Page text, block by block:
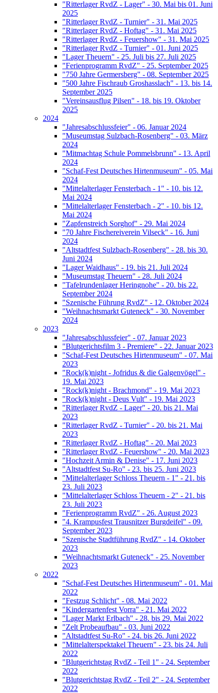
"Ritterlager RvdZ - Lager" - 30. Mai bis 01. Juni
2025
"Ritterlager RvdZ - Turnier" - 31. Mai 2025
"Ritterlager RvdZ - Hoftag" - 31. Mai 2025
"Ritterlager RvdZ - Feuershow" - 31. Mai 2025
"Ritterlager RvdZ - Turnier" - 01. Juni 2025
"Lager Theuern" - 25. Juli bis 27. Juli 2025
"Ferienprogramm RvdZ" - 25. September 2025
"750 Jahre Germersberg" - 08. September 2025
"500 Jahre Fischraub Groshasslach" - 13. bis 14.
September 2025
"Vereinsausflug Pilsen" - 18. bis 19. Oktober
2025
2024
"Jahresabschlussfeier" - 06. Januar 2024
"Museumstag Sulzbach-Rosenberg" - 03. März
2024
"Mitmachtag Schule Pommelsbrunn" - 13. April
2024
"Schaf-Fest Deutsches Hirtenmuseum" - 05. Mai
2024
"Mittelalterlager Fensterbach - 1" - 10. bis 12.
Mai 2024
"Mittelalterlager Fensterbach - 2" - 10. bis 12.
Mai 2024
"Zapfenstreich Sorghof" - 29. Mai 2024
"70 Jahre Fischereiverein Vilseck" - 16. Juni
2024
"Altstadtfest Sulzbach-Rosenberg" - 28. bis 30.
Juni 2024
"Lager Waidhaus" - 19. bis 21. Juli 2024
"Museumstag Theuern" - 28. Juli 2024
"Tafelrundenlager Heringnohe" - 20. bis 22.
September 2024
"Szenische Führung RvdZ" - 12. Oktober 2024
"Weihnachtsmarkt Guteneck" - 30. November
2024
2023
"Jahresabschlussfeier" - 07. Januar 2023
"Blutgerichtsfilm 3 - Premiere" - 22. Januar 2023
"Schaf-Fest Deutsches Hirtenmuseum" - 07. Mai
2023
"Rock(k)night - Jofridus & die Galgenvögel" -
19. Mai 2023
"Rock(k)night - Brachmond" - 19. Mai 2023
"Rock(k)night - Deus Vult" - 19. Mai 2023
"Ritterlager RvdZ - Lager" - 20. bis 21. Mai
2023
"Ritterlager RvdZ - Turnier" - 20. bis 21. Mai
2023
"Ritterlager RvdZ - Hoftag" - 20. Mai 2023
"Ritterlager RvdZ - Feuershow" - 20. Mai 2023
"Hochzeit Armin & Denise" - 17. Juni 2023
"Altstadtfest Su-Ro" - 23. bis 25. Juni 2023
"Mittelalterlager Schloss Theuern - 1" - 21. bis
23. Juli 2023
"Mittelalterlager Schloss Theuern - 2" - 21. bis
23. Juli 2023
"Ferienprogramm RvdZ" - 26. August 2023
"4. Krampusfest Trausnitzer Burgdeifel" - 09.
September 2023
"Szenische Stadtführung RvdZ" - 14. Oktober
2023
"Weihnachtsmarkt Guteneck" - 25. November
2023
2022
"Schaf-Fest Deutsches Hirtenmuseum" - 01. Mai
2022
"Festzug Schlicht" - 08. Mai 2022
"Kindergartenfest Vorra" - 21. Mai 2022
"Lager Markt Erlbach" - 28. bis 29. Mai 2022
"Zelt Probeaufbau" - 03. Juni 2022
"Altstadtfest Su-Ro" - 24. bis 26. Juni 2022
"Mittelalterspektakel Theuern" - 23. bis 24. Juli
2022
"Blutgerichtstag RvdZ - Teil 1" - 24. September
2022
"Blutgerichtstag RvdZ - Teil 2" - 24. September
2022